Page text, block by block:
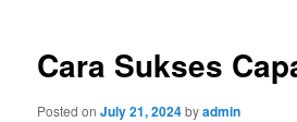
Cara Sukses
Posted onJuly 21, 2024byadmin